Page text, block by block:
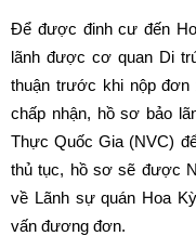
Để được đinh cư đến
lãnh được cơ quan Di
thuận trước khi nộp
chấp nhận, hồ sơ bảo
Thực Quốc Gia (NVC)
thủ tục, hồ sơ sẽ được
về Lãnh sự quán Hoa
vấn đương đơn.